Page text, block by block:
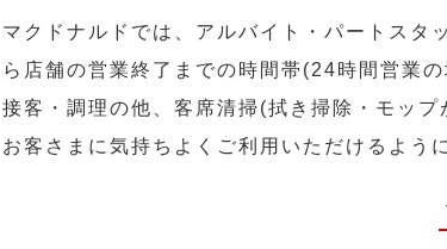
マクドナルドでは、アルバイト・パートスタ
ら店舗の営業終了までの時間帯(24時間営業
接客・調理の他、客席清掃(拭き掃除・モッ
お客さまに気持ちよくご利用いただけるよう